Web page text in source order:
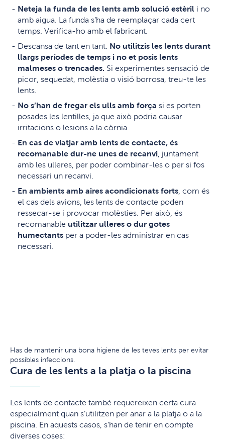
Neteja la funda de les lents amb solució estèril i no
amb aigua. La funda s’ha de reemplaçar cada cert
temps. Verifica-ho amb el fabricant.
Descansa de tant en tant. No utilitzis les lents durant
llargs períodes de temps i no et posis lents
malmeses o trencades. Si experimentes sensació de
picor, sequedat, molèstia o visió borrosa, treu-te les
lents.
No s’han de fregar els ulls amb força si es porten
posades les lentilles, ja que això podria causar
irritacions o lesions a la còrnia.
En cas de viatjar amb lents de contacte, és
recomanable dur-ne unes de recanvi , juntament
amb les ulleres, per poder combinar-les o per si fos
necessari un recanvi.
En ambients amb aires acondicionats forts , com és
el cas dels avions, les lents de contacte poden
ressecar-se i provocar molèsties. Per això, és
recomanable utilitzar ulleres o dur gotes
humectants per a poder-les administrar en cas
necessari.
Has de mantenir una bona higiene de les teves lents per evitar
possibles infeccions.
Cura de les lents a la platja o la piscina
Les lents de contacte també requereixen certa cura
especialment quan s’utilitzen per anar a la platja o a la
piscina. En aquests casos, s’han de tenir en compte
diverses coses: